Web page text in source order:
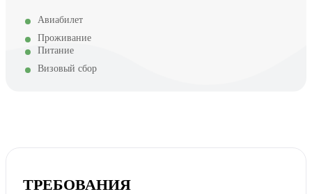
Авиабилет
Проживание
Питание
Визовый сбор
ТРЕБОВАНИЯ